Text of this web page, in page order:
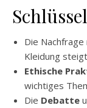
Die
Kleidung
Ethische
wichtiges
Die Debatte